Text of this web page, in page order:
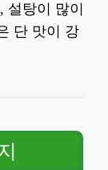
탕이 많이
단 맛이 강